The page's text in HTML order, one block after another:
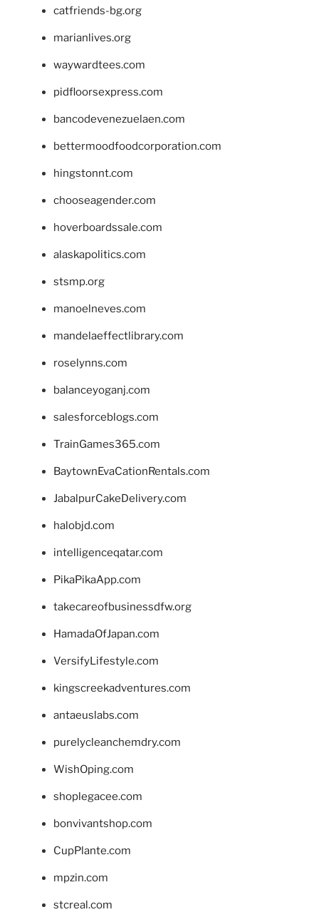
catfriends-bg.org
marianlives.org
waywardtees.com
pidfloorsexpress.com
bancodevenezuelaen.com
bettermoodfoodcorporation.com
hingstonnt.com
chooseagender.com
hoverboardssale.com
alaskapolitics.com
stsmp.org
manoelneves.com
mandelaeffectlibrary.com
roselynns.com
balanceyoganj.com
salesforceblogs.com
TrainGames365.com
BaytownEvaCationRentals.com
JabalpurCakeDelivery.com
halobjd.com
intelligenceqatar.com
PikaPikaApp.com
takecareofbusinessdfw.org
HamadaOfJapan.com
VersifyLifestyle.com
kingscreekadventures.com
antaeuslabs.com
purelycleanchemdry.com
WishOping.com
shoplegacee.com
bonvivantshop.com
CupPlante.com
mpzin.com
stcreal.com